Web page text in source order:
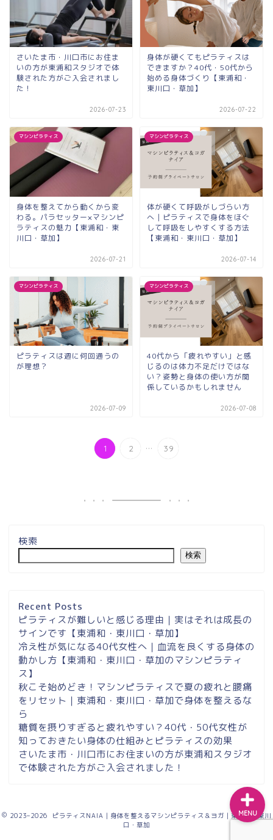
さいたま市・川口市にお住ま
いの方が東浦和スタジオで体
験された方がご入会されまし
た！
2026-07-23
身体が硬くてもピラティスは
できますか？40代・50代から
始める身体づくり【東浦和・
東川口・草加】
2026-07-22
マシンピラティス
身体を整えてから動くから変
わる。パラセッター×マシンピ
ラティスの魅力【東浦和・東
川口・草加】
2026-07-21
マシンピラティス
体が硬くて呼吸がしづらい方
へ｜ピラティスで身体をほぐ
して呼吸をしやすくする方法
【東浦和・東川口・草加】
2026-07-14
マシンピラティス
ピラティスは週に何回通うの
が理想？
2026-07-09
マシンピラティス
40代から「疲れやすい」と感
じるのは体力不足だけではな
い？姿勢と身体の使い方が関
係しているかもしれません
2026-07-08
1 2 ... 39
検索
検索
Recent Posts
ピラティスが難しいと感じる理由｜実はそれは成長の
サインです【東浦和・東川口・草加】
冷え性が気になる40代女性へ｜血流を良くする身体の
動かし方【東浦和・東川口・草加のマシンピラティ
ス】
秋こそ始めどき！マシンピラティスで夏の疲れと腰痛
をリセット｜東浦和・東川口・草加で身体を整えるな
ら
糖質を摂りすぎると疲れやすい？40代・50代女性が
知っておきたい身体の仕組みとピラティスの効果
さいたま市・川口市にお住まいの方が東浦和スタジオ
で体験された方がご入会されました！
2023–2026 ピラティスNAIA｜身体を整えるマシンピラティス＆ヨガ｜東浦和・東川
口・草加
MENU
内
東浦和スタジオ予約
東浦和｜大人女性のための
マシンピラティススタジオ
Instagram